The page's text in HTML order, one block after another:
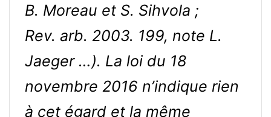
B. Moreau et S. Sihvola ;
Rev. arb. 2003. 199, note L.
Jaeger …). La loi du 18
novembre 2016 n’indique rien
à cet égard et la même